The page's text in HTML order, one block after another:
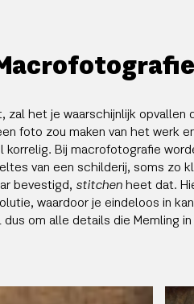
zal het je waarschijnlijk opvallen
foto zou maken van het werk
Bij macrofotografie
van een schilderij, soms zo
bevestigd, stitchen heet dat.
waardoor je eindeloos in kan
om alle details die Memling in